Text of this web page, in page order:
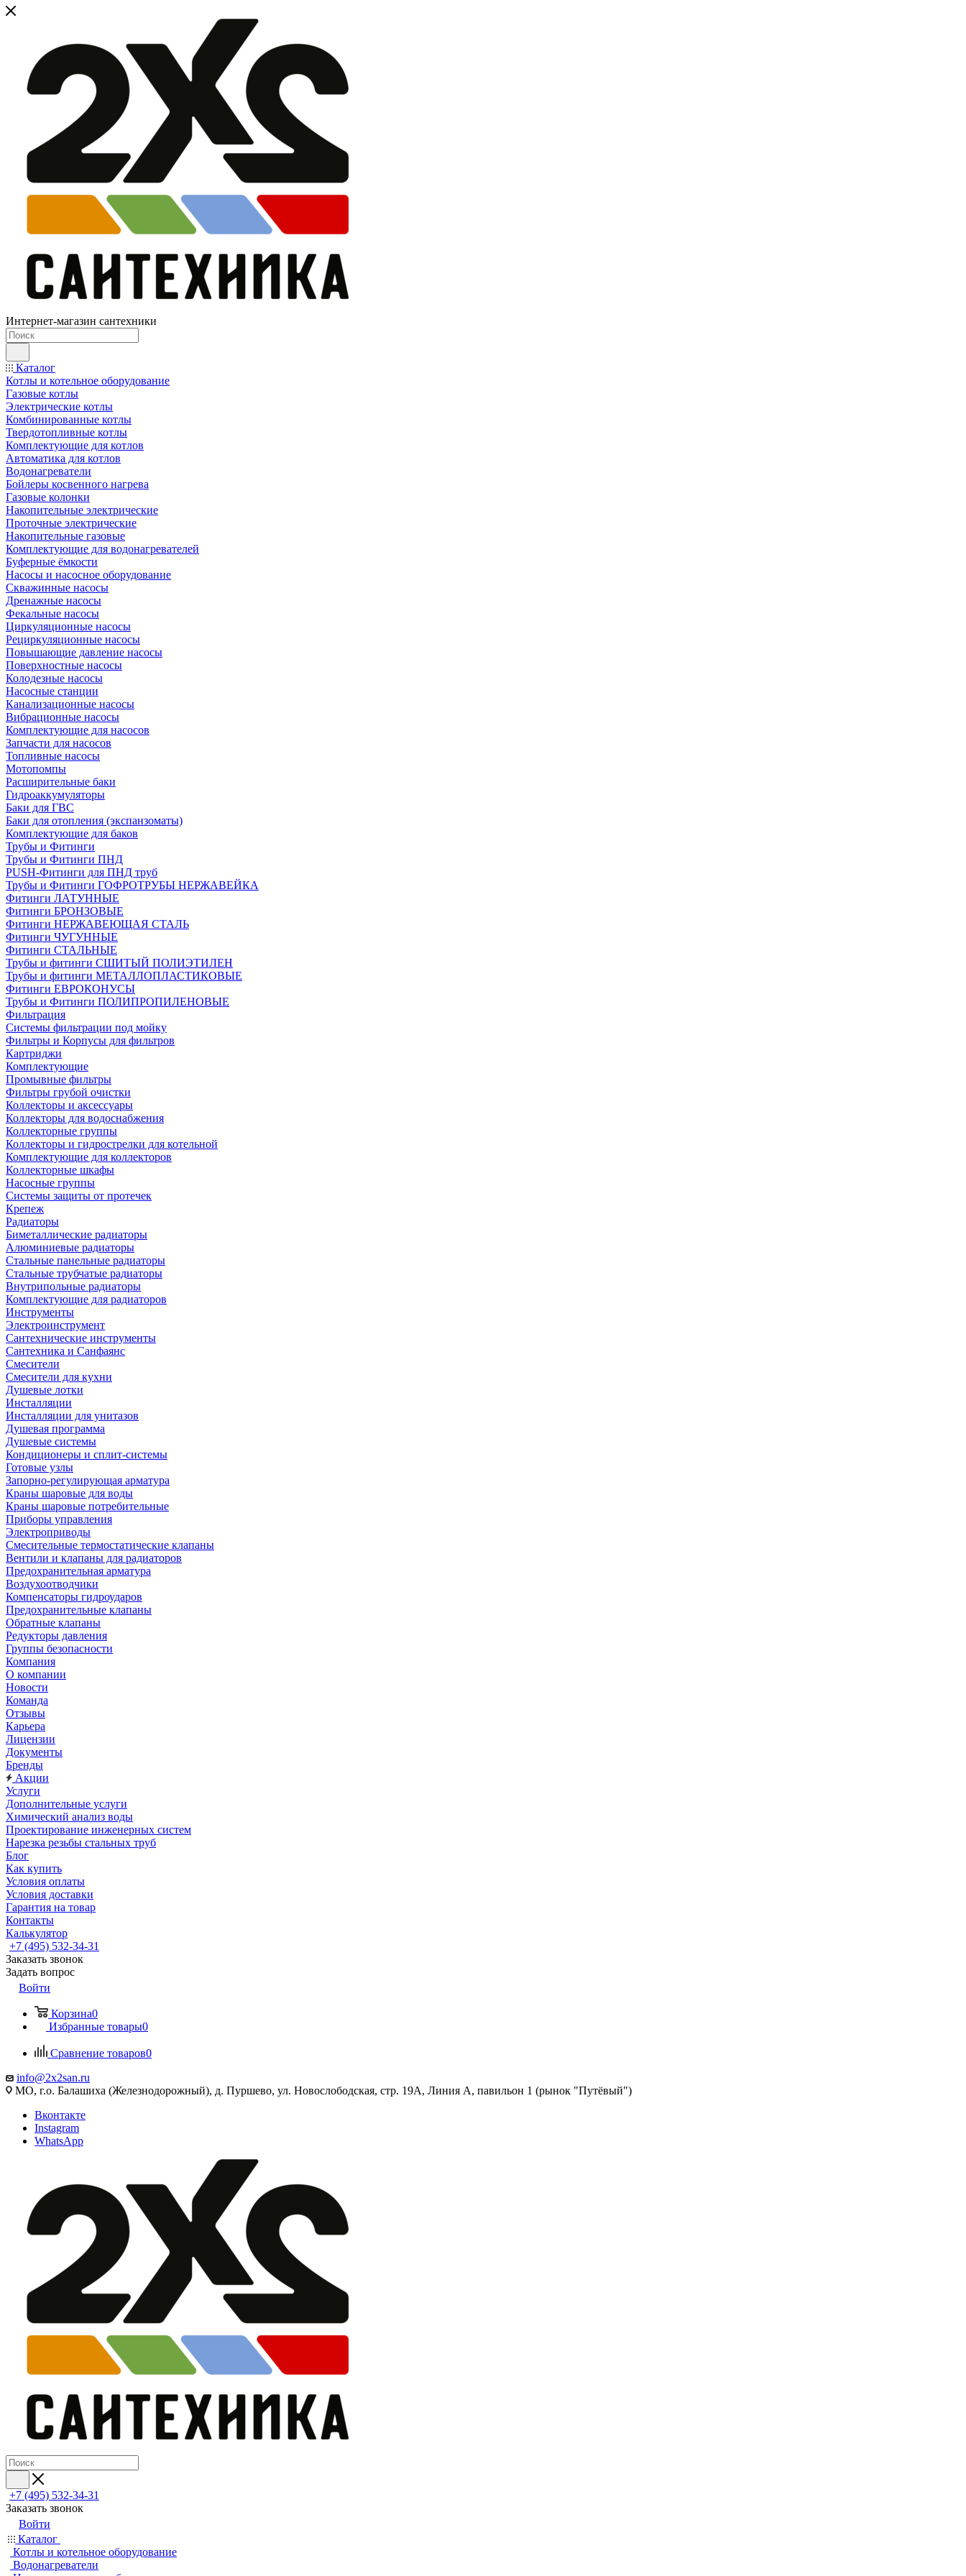
Интернет-магазин сантехники
Каталог
Котлы и котельное оборудование
Газовые котлы
Электрические котлы
Комбинированные котлы
Твердотопливные котлы
Комплектующие для котлов
Автоматика для котлов
Водонагреватели
Бойлеры косвенного нагрева
Газовые колонки
Накопительные электрические
Проточные электрические
Накопительные газовые
Комплектующие для водонагревателей
Буферные ёмкости
Насосы и насосное оборудование
Скважинные насосы
Дренажные насосы
Фекальные насосы
Циркуляционные насосы
Рециркуляционные насосы
Повышающие давление насосы
Поверхностные насосы
Колодезные насосы
Насосные станции
Канализационные насосы
Вибрационные насосы
Комплектующие для насосов
Запчасти для насосов
Топливные насосы
Мотопомпы
Расширительные баки
Гидроаккумуляторы
Баки для ГВС
Баки для отопления (экспанзоматы)
Комплектующие для баков
Трубы и Фитинги
Трубы и Фитинги ПНД
PUSH-Фитинги для ПНД труб
Трубы и Фитинги ГОФРОТРУБЫ НЕРЖАВЕЙКА
Фитинги ЛАТУННЫЕ
Фитинги БРОНЗОВЫЕ
Фитинги НЕРЖАВЕЮЩАЯ СТАЛЬ
Фитинги ЧУГУННЫЕ
Фитинги СТАЛЬНЫЕ
Трубы и фитинги СШИТЫЙ ПОЛИЭТИЛЕН
Трубы и фитинги МЕТАЛЛОПЛАСТИКОВЫЕ
Фитинги ЕВРОКОНУСЫ
Трубы и Фитинги ПОЛИПРОПИЛЕНОВЫЕ
Фильтрация
Системы фильтрации под мойку
Фильтры и Корпусы для фильтров
Картриджи
Комплектующие
Промывные фильтры
Фильтры грубой очистки
Коллекторы и аксессуары
Коллекторы для водоснабжения
Коллекторные группы
Коллекторы и гидрострелки для котельной
Комплектующие для коллекторов
Коллекторные шкафы
Насосные группы
Системы защиты от протечек
Крепеж
Радиаторы
Биметаллические радиаторы
Алюминиевые радиаторы
Стальные панельные радиаторы
Стальные трубчатые радиаторы
Внутрипольные радиаторы
Комплектующие для радиаторов
Инструменты
Электроинструмент
Сантехнические инструменты
Сантехника и Санфаянс
Смесители
Смесители для кухни
Душевые лотки
Инсталляции
Инсталляции для унитазов
Душевая программа
Душевые системы
Кондиционеры и сплит-системы
Готовые узлы
Запорно-регулирующая арматура
Краны шаровые для воды
Краны шаровые потребительные
Приборы управления
Электроприводы
Смесительные термостатические клапаны
Вентили и клапаны для радиаторов
Предохранительная арматура
Воздухоотводчики
Компенсаторы гидроударов
Предохранительные клапаны
Обратные клапаны
Редукторы давления
Группы безопасности
Компания
О компании
Новости
Команда
Отзывы
Карьера
Лицензии
Документы
Бренды
Акции
Услуги
Дополнительные услуги
Химический анализ воды
Проектирование инженерных систем
Нарезка резьбы стальных труб
Блог
Как купить
Условия оплаты
Условия доставки
Гарантия на товар
Контакты
Калькулятор
+7 (495) 532‑34‑31
Заказать звонок
Задать вопрос
Войти
Корзина0
Избранные товары0
Сравнение товаров0
info@2x2san.ru
МО, г.о. Балашиха (Железнодорожный), д. Пуршево, ул. Новослободская, стр. 19А, Линия А, павильон 1 (рынок "Путёвый")
Вконтакте
Instagram
WhatsApp
+7 (495) 532‑34‑31
Заказать звонок
Войти
Каталог
Котлы и котельное оборудование
Водонагреватели